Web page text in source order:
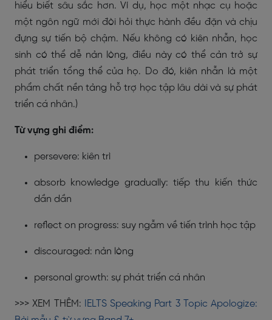
hiểu biết sâu sắc hơn. Ví dụ, học một nhạc cụ hoặc
một ngôn ngữ mới đòi hỏi thực hành đều đặn và chịu
đựng sự tiến bộ chậm. Nếu không có kiên nhẫn, học
sinh có thể dễ nản lòng, điều này có thể cản trở sự
phát triển tổng thể của họ. Do đó, kiên nhẫn là một
phẩm chất nền tảng hỗ trợ học tập lâu dài và sự phát
triển cá nhân.)
Từ vựng ghi điểm:
persevere: kiên trì
absorb knowledge gradually: tiếp thu kiến thức
dần dần
reflect on progress: suy ngẫm về tiến trình học tập
discouraged: nản lòng
personal growth: sự phát triển cá nhân
>>> XEM THÊM:
IELTS Speaking Part 3 Topic Apologize: